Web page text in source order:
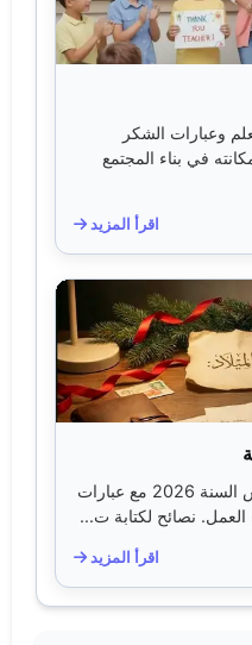
وعبارات الشكر
في بناء المجتمع
اقرأ المزيد
اكتشف أجمل رسائل تهنئة رأس السنة 2026 مع عبارات
العمل. نصائح لكتابة ت...
اقرأ المزيد